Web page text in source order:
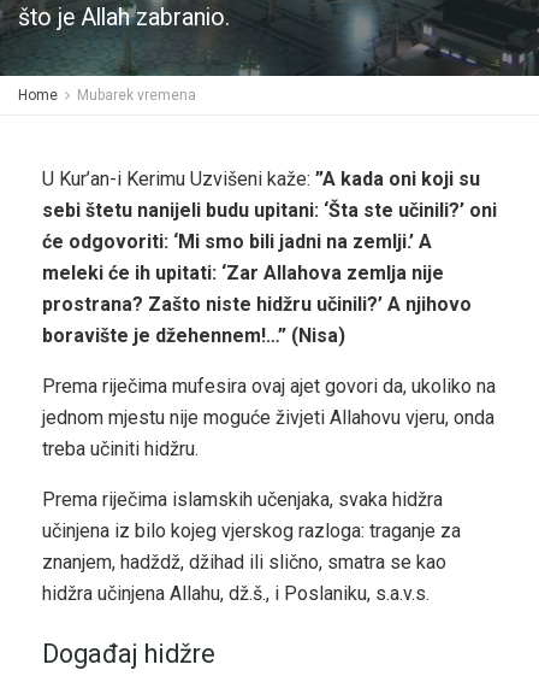
što je Allah zabranio.
Home Mubarek vremena
U Kur’an-i Kerimu Uzvišeni kaže: ”A kada oni koji su
sebi štetu nanijeli budu upitani: ‘Šta ste učinili?’ oni
će odgovoriti: ‘Mi smo bili jadni na zemlji.’ A
meleki će ih upitati: ‘Zar Allahova zemlja nije
prostrana? Zašto niste hidžru učinili?’ A njihovo
boravište je džehennem!…” (Nisa)
Prema riječima mufesira ovaj ajet govori da, ukoliko na
jednom mjestu nije moguće živjeti Allahovu vjeru, onda
treba učiniti hidžru.
Prema riječima islamskih učenjaka, svaka hidžra
učinjena iz bilo kojeg vjerskog razloga: traganje za
znanjem, hadždž, džihad ili slično, smatra se kao
hidžra učinjena Allahu, dž.š., i Poslaniku, s.a.v.s.
Događaj hidžre